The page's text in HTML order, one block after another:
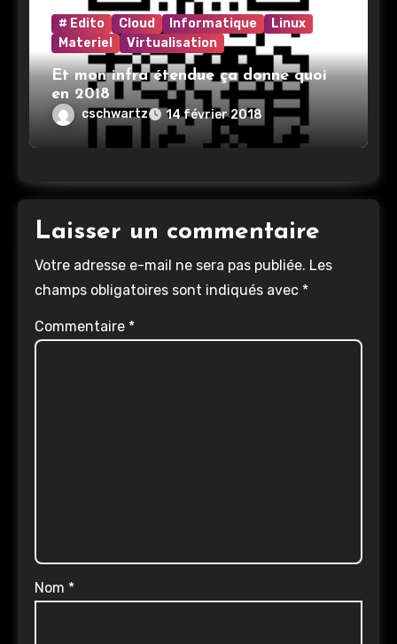
# Edito Cloud Informatique
Linux
Materiel
Virtualisation
Et mon infra étendue ça donne quoi
en 2018
cschwartz 14 février 2018
Laisser un commentaire
Votre adresse e-mail ne sera pas publiée. Les
champs obligatoires sont indiqués avec *
Commentaire *
Nom *